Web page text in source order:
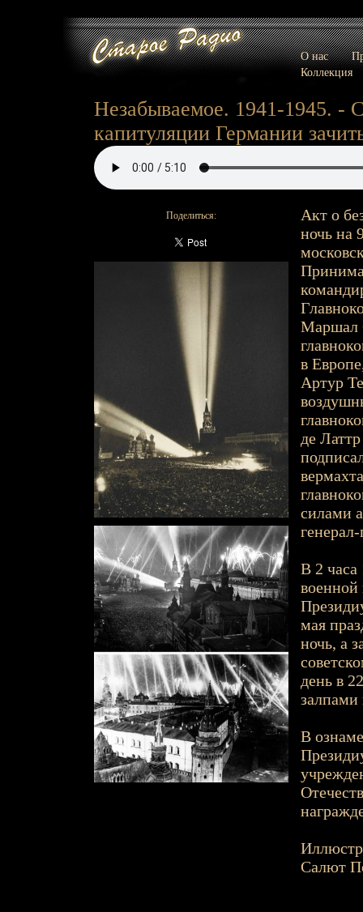
О нас
Коллекция
Незабываемое. 1941-1945.
капитуляции Германии
Поделиться:
Акт о
ночь на
Маршал
в
Артур
де
силами
В 2
военной
мая
ночь, а
день в
залпами
В
Салют